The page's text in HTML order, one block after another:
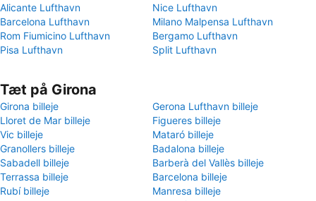
Alicante Lufthavn
Nice Lufthavn
Barcelona Lufthavn
Milano Malpensa Lufthavn
Rom Fiumicino Lufthavn
Bergamo Lufthavn
Pisa Lufthavn
Split Lufthavn
Tæt på Girona
Girona billeje
Gerona Lufthavn billeje
Lloret de Mar billeje
Figueres billeje
Vic billeje
Mataró billeje
Granollers billeje
Badalona billeje
Sabadell billeje
Barberà del Vallès billeje
Terrassa billeje
Barcelona billeje
Rubí billeje
Manresa billeje